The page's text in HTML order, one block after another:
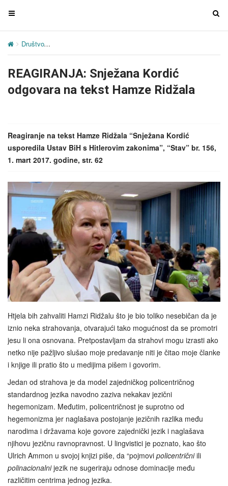
T
g
e
n
g
a
t
o
n
T
a
o
n
Društvo
REAGIRANJA: Snježana Kordić
odgovara na tekst Hamze Ridžala
Reagiranje na tekst Hamze Ridžala “Snježana Kordić
usporedila Ustav BiH s Hitlerovim zakonima”, “Stav” br. 156,
1. mart 2017. godine, str. 62
Htjela bih zahvaliti Hamzi Ridžalu što je bio toliko nesebičan da je
iznio neka strahovanja, otvarajući tako mogućnost da se promotri
jesu li ona osnovana. Pretpostavljam da strahovi mogu izrasti ako
netko nije pažljivo slušao moje predavanje niti je čitao moje članke
i knjige ili pratio što u medijima pišem i govorim.
Jedan od strahova je da model zajedničkog policentričnog
standardnog jezika navodno zaziva nekakav jezični
hegemonizam. Međutim, policentričnost je suprotno od
hegemonizma jer naglašava postojanje jezičnih razlika među
narodima i državama koje govore zajednički jezik i naglašava
njihovu jezičnu ravnopravnost. U lingvistici je poznato, kao što
Ulrich Ammon u svojoj knjizi piše, da “pojmovi policentričniili
polinacionalnijezik ne sugeriraju odnose dominacije među
različitim centrima jednog jezika.